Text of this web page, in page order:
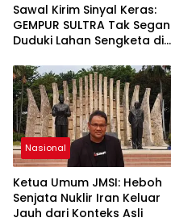
Sawal Kirim Sinyal Keras:
GEMPUR SULTRA Tak Segan
Duduki Lahan Sengketa di
Nasional
Ketua Umum JMSI: Heboh
Senjata Nuklir Iran Keluar
Jauh dari Konteks Asli